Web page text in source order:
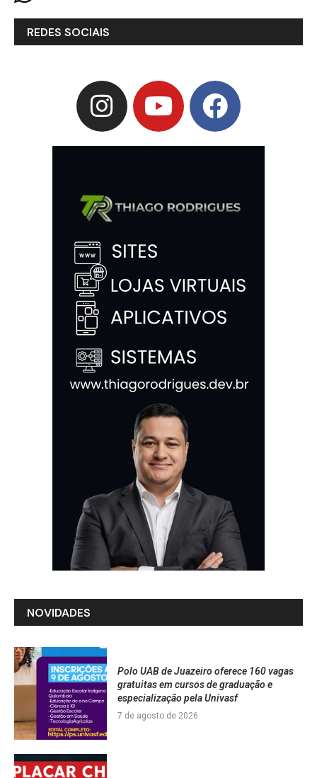
REDES SOCIAIS
NOVIDADES
Polo UAB de Juazeiro oferece 160 vagas
gratuitas em cursos de graduação e
especialização pela Univasf
7 de agosto de 2026